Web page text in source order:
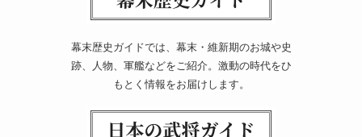
幕末歴史ガイドでは、幕末・維新期のお城や史
跡、人物、軍艦などをご紹介。激動の時代をひ
もとく情報をお届けします。